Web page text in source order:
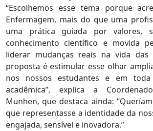
“Escolhemos esse tema porque
Enfermagem, mais do que uma
uma prática guiada por valores,
conhecimento científico e movida
liderar mudanças reais na vida das
proposta é estimular esse olhar
nos nossos estudantes e em
acadêmica”, explica a
Munhen, que destaca ainda:
que representasse a identidade da
engajada, sensível e inovadora.”